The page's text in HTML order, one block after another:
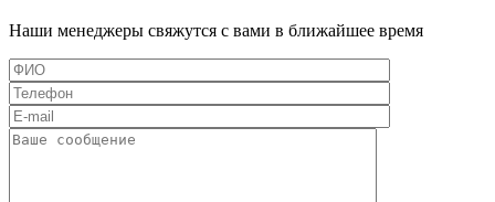
Наши менеджеры свяжутся с вами в ближайшее время